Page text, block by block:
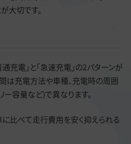
大切です。
充電」と「急速充電」の2パターンが
は充電方法や車種、充電時の周囲
容量など)で異なります。
比べて走行費用を安く抑えられる